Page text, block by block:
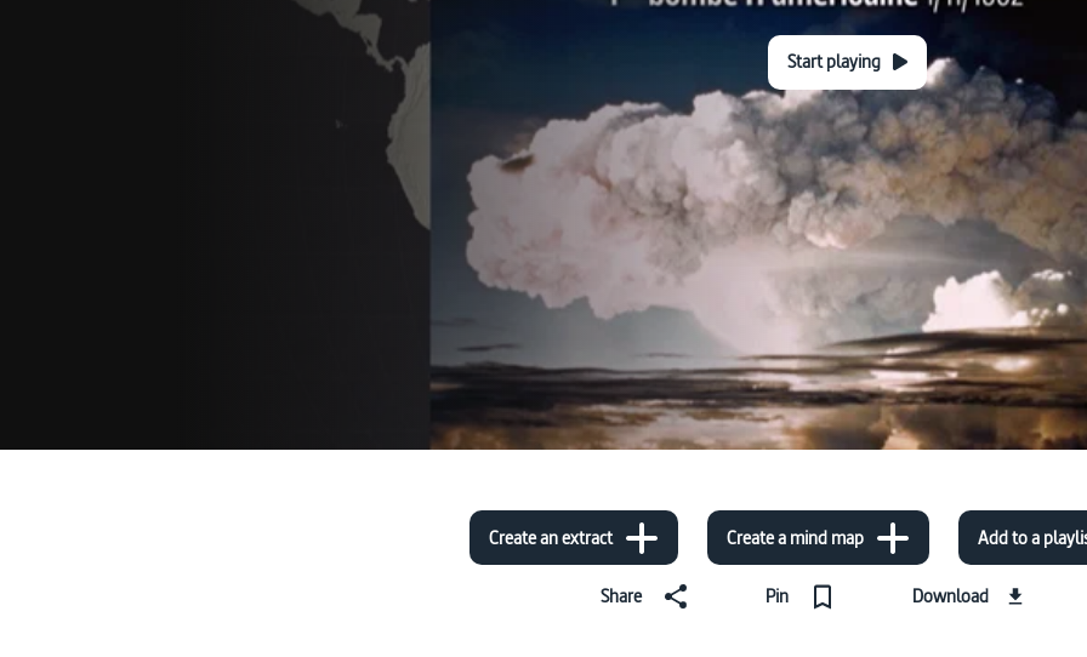
Start playing
Create an extract Create a mind map Add to a
Share Pin Download